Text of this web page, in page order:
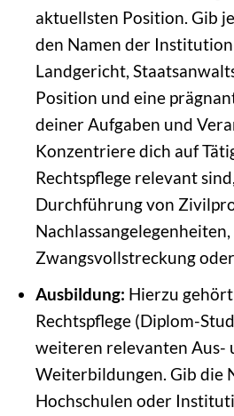
aktuellsten Position. Gib
den Namen der Institution
Landgericht,
Position und eine
deiner Aufgaben und
Konzentriere dich auf
Rechtspflege relevant
Durchführung von
Zwangsvollstreckung
Ausbildung: Hierzu
Rechtspflege (Diplom-
weiteren relevanten Aus-
Weiterbildungen. Gib die
Hochschulen oder